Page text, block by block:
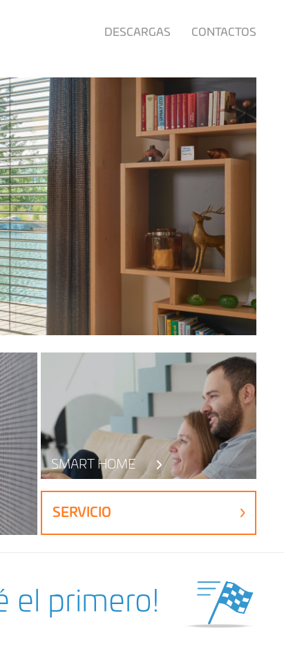
DESCARGAS CONTACTOS
SMART HOME
SERVICIO
el primero!